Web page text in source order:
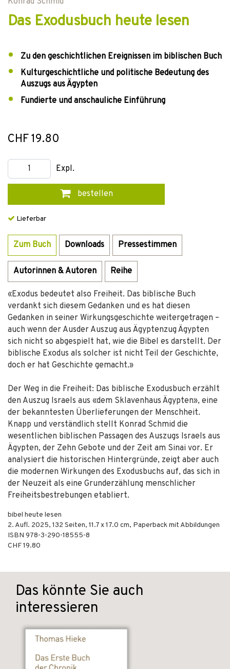
Das Exodusbuch heute lesen
Zu den geschichtlichen Ereignissen im biblischen Buch
Kulturgeschichtliche und politische Bedeutung des
Auszugs aus Ägypten
Fundierte und anschauliche Einführung
CHF 19.80
Expl.
bestellen
Lieferbar
Zum Buch Downloads Pressestimmen
Autorinnen & Autoren Reihe
«Exodus bedeutet also Freiheit. Das biblische Buch
verdankt sich diesem Gedanken und es hat diesen
Gedanken in seiner Wirkungsgeschichte weitergetragen –
auch wenn der Ausder Auszug aus Ägyptenzug Ägypten
sich nicht so abgespielt hat, wie die Bibel es darstellt. Der
biblische Exodus als solcher ist nicht Teil der Geschichte,
doch er hat Geschichte gemacht.»
Der Weg in die Freiheit: Das biblische Exodusbuch erzählt
den Auszug Israels aus «dem Sklavenhaus Ägypten», eine
der bekanntesten Überlieferungen der Menschheit.
Knapp und verständlich stellt Konrad Schmid die
wesentlichen biblischen Passagen des Auszugs Israels aus
Ägypten, der Zehn Gebote und der Zeit am Sinai vor. Er
analysiert die historischen Hintergründe, zeigt aber auch
die modernen Wirkungen des Exodusbuchs auf, das sich in
der Neuzeit als eine Grunderzählung menschlicher
Freiheitsbestrebungen etabliert.
bibel heute lesen
2. Aufl. 2025, 132 Seiten, 11.7 x 17.0 cm, Paperback mit Abbildungen
ISBN 978-3-290-18555-8
CHF 19.80
Das könnte Sie auch
interessieren